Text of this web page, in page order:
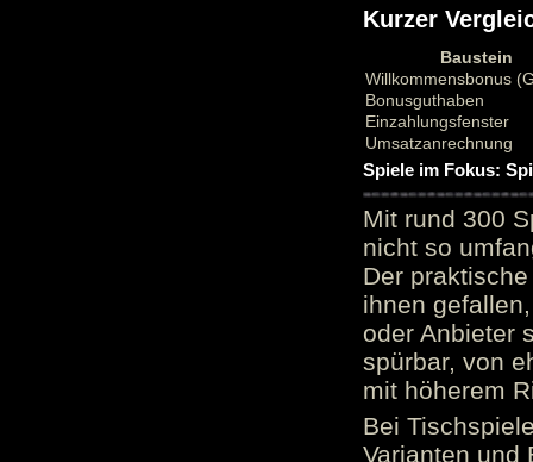
Kurzer
Baustein
Willkommensbonus
Bonusguthaben
Einzahlungsfenster
Umsatzanrechnung
Spiele im Fokus:
Mit rund 300
nicht so
Der
ihnen
oder Anbieter
spürbar, von
mit höherem
Bei
Varianten und